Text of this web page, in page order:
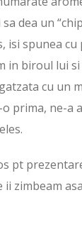
dea un
isi spunea cu
in biroul lui
cu un
prima, ne-a
pt
ii zimbeam